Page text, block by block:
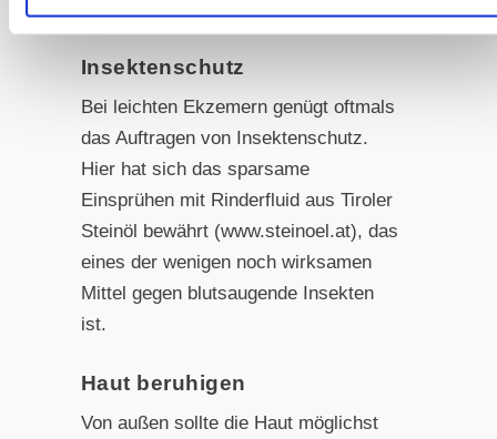
Insektenschutz
Bei leichten Ekzemern genügt oftmals
das Auftragen von Insektenschutz.
Hier hat sich das sparsame
Einsprühen mit Rinderfluid aus Tiroler
Steinöl bewährt (www.steinoel.at), das
eines der wenigen noch wirksamen
Mittel gegen blutsaugende Insekten
ist.
Haut beruhigen
Von außen sollte die Haut möglichst